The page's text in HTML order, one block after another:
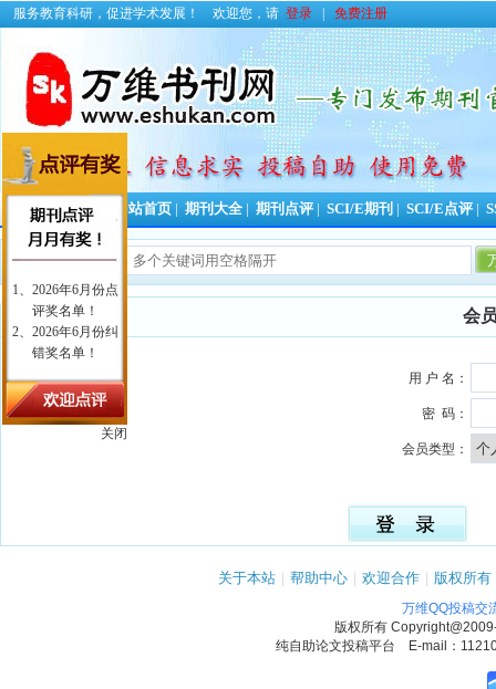
服务教育科研，促进学术发展！ 欢迎您，请 登录 免费注册
投稿好助手！ 网站首页 期刊大全 期刊点评 SCI/E期刊 SCI/E点评
关闭
会
用 户 名：
密 码：
会员类型：
关于本站 | 帮助中心 | 欢迎合作 | 版权所有
万维QQ投稿交
版权所有
纯自助论文投稿平台 E-mail：